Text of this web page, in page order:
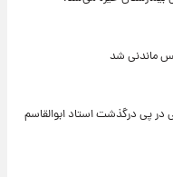
ماندنی شد
در پی درگذشت استاد ابوالقاسم